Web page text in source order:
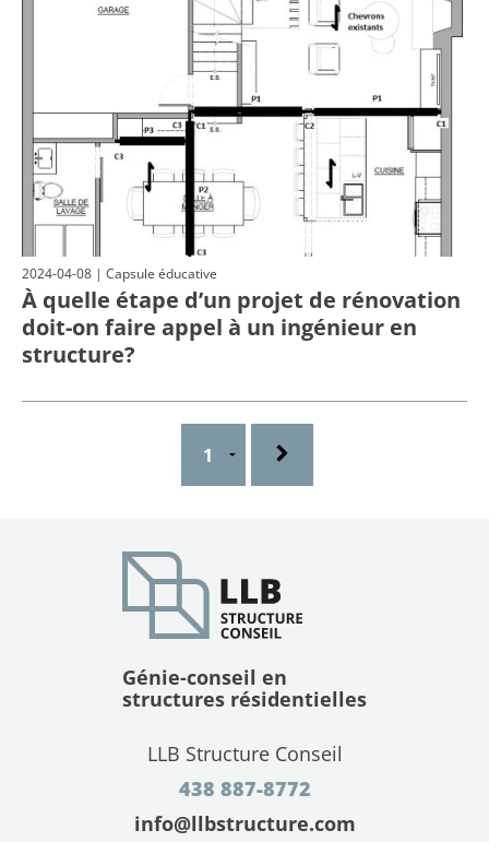
2024-04-08 | Capsule éducative
À quelle étape d’un projet de rénovation
doit-on faire appel à un ingénieur en
structure?
Génie-conseil en
structures résidentielles
LLB Structure Conseil
438 887-8772
info@llbstructure.com